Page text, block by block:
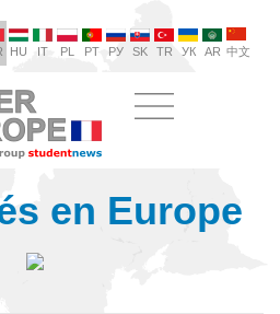
HU IT PL PT РУ SK TR УК AR 中文
en Europe